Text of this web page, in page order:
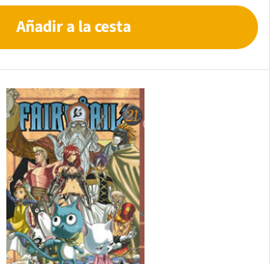
Añadir a la cesta